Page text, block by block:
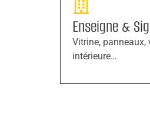
Enseigne &
Vitrine,
intérieure…